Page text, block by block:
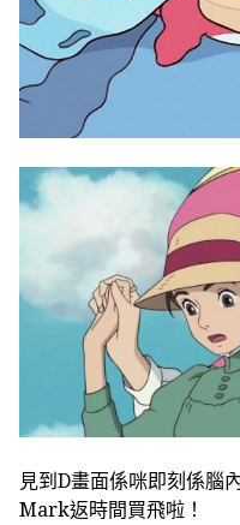
見到D畫面係咪即刻係腦
Mark返時間買飛啦！